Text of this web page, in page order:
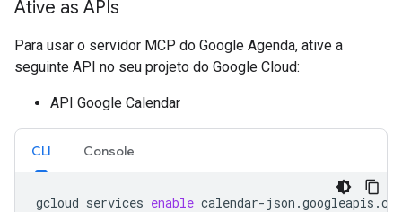
Ative as APIs
Para usar o servidor MCP do Google Agenda, ative a
seguinte API no seu projeto do Google Cloud:
API Google Calendar
CLI Console
gcloud services enable calendar-